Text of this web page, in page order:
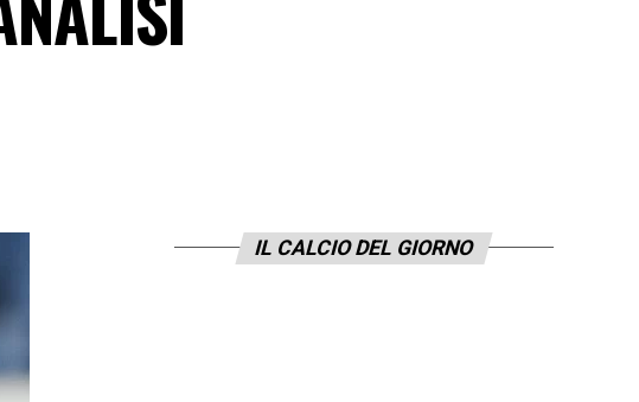
IL CALCIO DEL GIORNO